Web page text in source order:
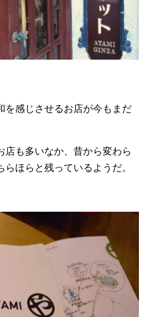
を感じさせるお店が今もまだ
店も多いなか、昔から変わら
ほらと残っているようだ。